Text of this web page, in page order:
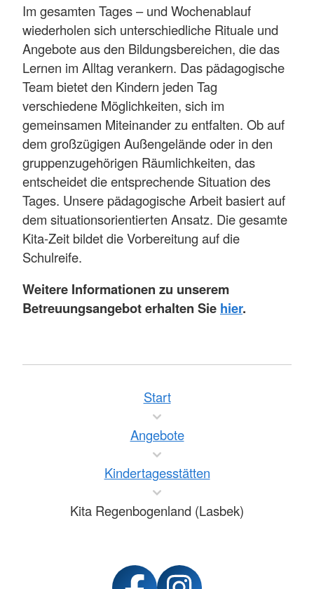
Im gesamten Tages – und Wochenablauf
wiederholen sich unterschiedliche Rituale und
Angebote aus den Bildungsbereichen, die das
Lernen im Alltag verankern. Das pädagogische
Team bietet den Kindern jeden Tag
verschiedene Möglichkeiten, sich im
gemeinsamen Miteinander zu entfalten. Ob auf
dem großzügigen Außengelände oder in den
gruppenzugehörigen Räumlichkeiten, das
entscheidet die entsprechende Situation des
Tages. Unsere pädagogische Arbeit basiert auf
dem situationsorientierten Ansatz. Die gesamte
Kita-Zeit bildet die Vorbereitung auf die
Schulreife.
Weitere Informationen zu unserem
Betreuungsangebot erhalten Sie hier.
Start
Angebote
Kindertagesstätten
Kita Regenbogenland (Lasbek)